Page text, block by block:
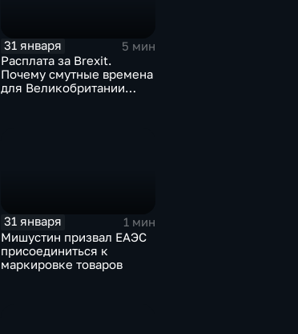
31 января
5 мин
Расплата за Brexit.
Почему смутные времена
для Великобритании
31 января
1 мин
Мишустин призвал ЕАЭС
присоединиться к
маркировке товаров